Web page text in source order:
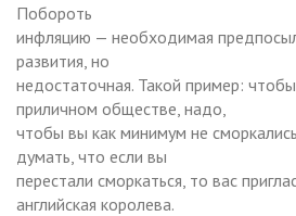
Побороть
инфляцию — необходимая
развития, но
недостаточная. Такой пример:
приличном обществе, надо,
чтобы вы как минимум не
думать, что если вы
перестали сморкаться, то вас
английская королева.